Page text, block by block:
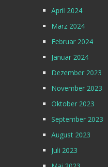
April 2024
März 2024
Februar 2024
Januar 2024
Dezember 2023
November 2023
Oktober 2023
September 2023
August 2023
Juli 2023